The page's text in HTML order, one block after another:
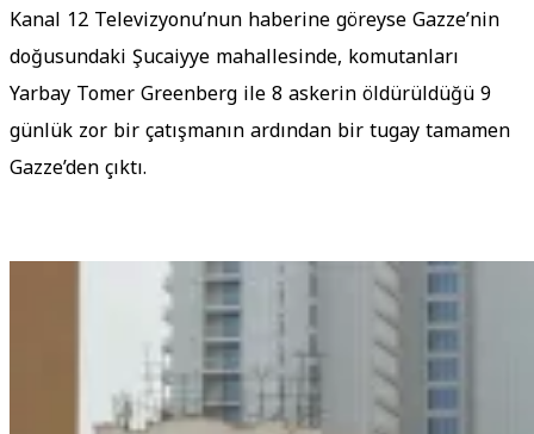
Kanal 12 Televizyonu’nun haberine göreyse Gazze’nin
doğusundaki Şucaiyye mahallesinde, komutanları
Yarbay Tomer Greenberg ile 8 askerin öldürüldüğü 9
günlük zor bir çatışmanın ardından bir tugay tamamen
Gazze’den çıktı.